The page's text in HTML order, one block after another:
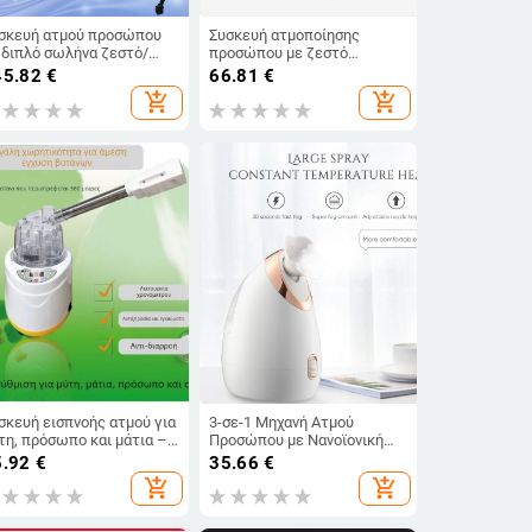
ατμού προσώπου
διπλό σωλήνα ζεστό/
ψεκασμό, σπρέι
5+ ρυθμίσεις
μοντέλο 838
€
add_shopping_cart
Συσκευή ατμοποίησης
προσώπου με ζεστό
ψεκασμό και διπλό ψεκασμό,
μοντέλο Ld-6218, χρόνος
ομίχλης 121-180
66.81 €
add_shopping_cart
εισπνοής ατμού για
πρόσωπο και μάτια –
ατμός, περίβλημα
με λέιζερ, 5+
ταχυτήτων, χωρίς
χρόνος εξόδου
€
add_shopping_cart
3-σε-1 Μηχανή Ατμού
Προσώπου με Νανοϊονική
Τεχνολογία,
Νεφελοποιητής, Ζεστό
Εκνέφωμα, Ζεστή Συμπίεση
35.66 €
add_shopping_cart